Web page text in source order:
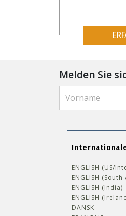
Melden Sie
ENGLISH (US/
ENGLISH
ENGLISH (India)
ENGLISH
DANSK